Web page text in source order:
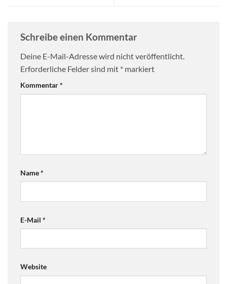
Schreibe einen Kommentar
Deine E-Mail-Adresse wird nicht veröffentlicht.
Erforderliche Felder sind mit * markiert
Kommentar*
Name*
E-Mail *
Website